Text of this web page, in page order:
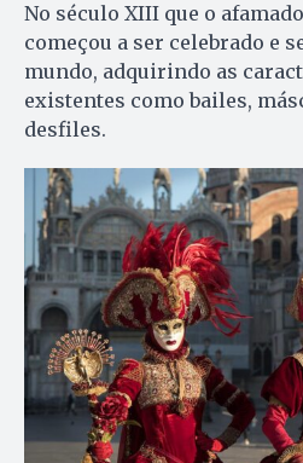
No século XIII que o
começou a ser celebrado e
mundo, adquirindo as
existentes como bailes,
desfiles.